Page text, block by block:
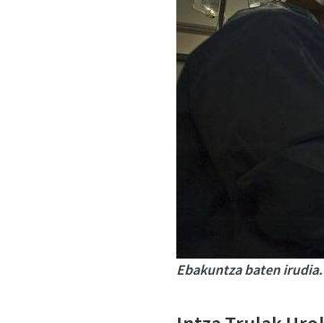
Ebakuntza baten